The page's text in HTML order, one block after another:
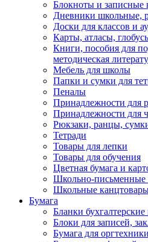
Блокноты и записные
Дневники школьные,
Доски для классов и
Карты, атласы,
Книги, пособия для
методическая
Мебель для школы
Папки и сумки для
Пеналы
Принадлежности для
Принадлежности для
Рюкзаки, ранцы,
Тетради
Товары для лепки
Товары для обучения
Цветная бумага и
Школьно-письменные
Школьные
Бумага
Бланки
Блоки для записей,
Бумага для оргтехники